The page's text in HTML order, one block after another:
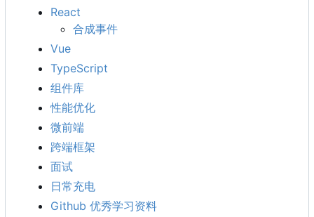
React
合成事件
Vue
TypeScript
组件库
性能优化
微前端
跨端框架
面试
日常充电
Github 优秀学习资料